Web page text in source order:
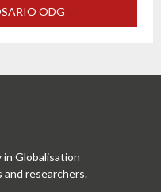
ODG
Globalisation
researchers.